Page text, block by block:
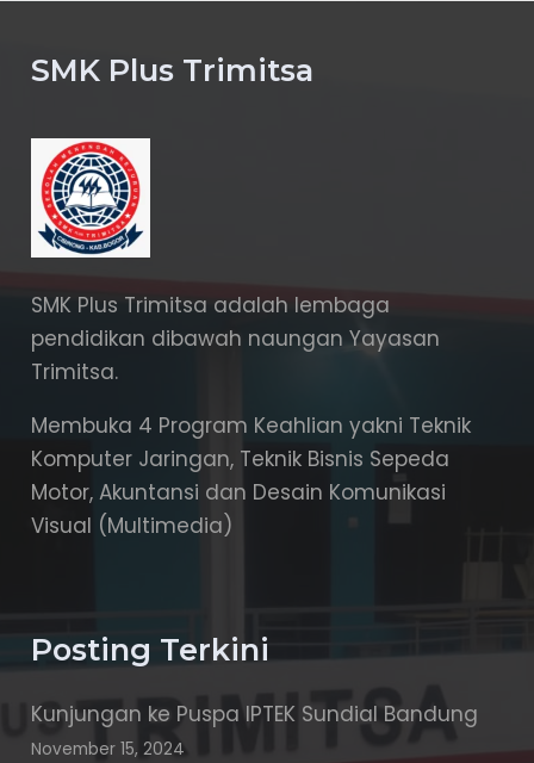
SMK Plus Trimitsa
SMK Plus Trimitsa adalah lembaga
pendidikan dibawah naungan Yayasan
Trimitsa.
Membuka 4 Program Keahlian yakni Teknik
Komputer Jaringan, Teknik Bisnis Sepeda
Motor, Akuntansi dan Desain Komunikasi
Visual (Multimedia)
Posting Terkini
Kunjungan ke Puspa IPTEK Sundial Bandung
November 15, 2024